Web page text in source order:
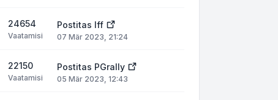
24654
Vaatamisi
Postitas Iff
07 Mär 2023, 21:24
22150
Vaatamisi
Postitas PGrally
05 Mär 2023, 12:43